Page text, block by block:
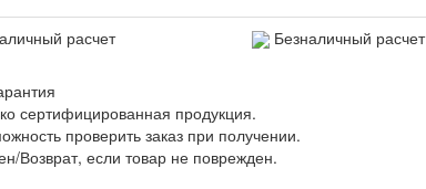
расчет Безналичный расчет
сертифицированная продукция.
проверить заказ при получении.
Возврат, если товар не поврежден.